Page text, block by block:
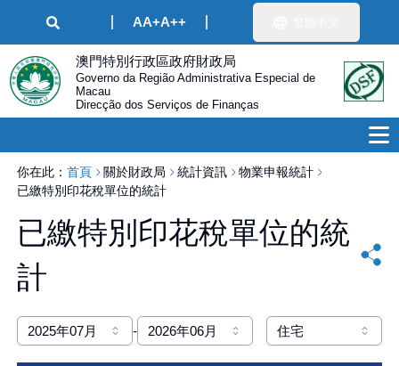
AA+A++
澳門特別行政區政府財政局
Governo da Região Administrativa Especial de
Macau
Direcção dos Serviços de Finanças
你在此： 首頁 關於財政局 統計資訊
物業申報統計
已繳特別印花稅單位的統計
已繳特別印花稅單位的統
計
2025年07月 - 2026年06月 住宅